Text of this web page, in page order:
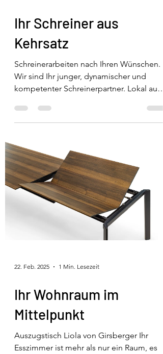
Ihr Schreiner aus
Kehrsatz
Schreinerarbeiten nach Ihren Wünschen.
Wir sind Ihr junger, dynamischer und
kompetenter Schreinerpartner. Lokal aus
22. Feb. 2025 1 Min. Lesezeit
Ihr Wohnraum im
Mittelpunkt
Auszugstisch Liola von Girsberger Ihr
Esszimmer ist mehr als nur ein Raum, es